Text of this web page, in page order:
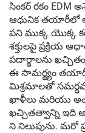
సింకర్ రకం EDM
ఆధునిక తయారీలో
పని ముక్క యొక్క
శక్తులపై ప్రక్రియ
పదార్థాలను
ఈ సామర్థ్యం
మిశ్రమాలతో
ఖాళీలు మరియు
ఖచ్చితత్వాన్ని ఇది
ని నిలుపును. మరో